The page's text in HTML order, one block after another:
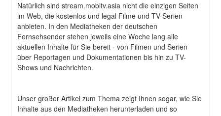
Natürlich sind stream.mobitv.asia nicht die einzigen Seiten
im Web, die kostenlos und legal Filme und TV-Serien
anbieten. In den Mediatheken der deutschen
Fernsehsender stehen jeweils eine Woche lang alle
aktuellen Inhalte für Sie bereit - von Filmen und Serien
über Reportagen und Dokumentationen bis hin zu TV-
Shows und Nachrichten.
Unser großer Artikel zum Thema zeigt Ihnen sogar, wie Sie
Inhalte aus den Mediatheken herunterladen und so